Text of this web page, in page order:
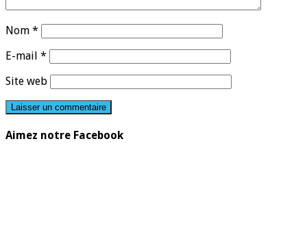
Nom *
E-mail *
Site web
Aimez notre Facebook